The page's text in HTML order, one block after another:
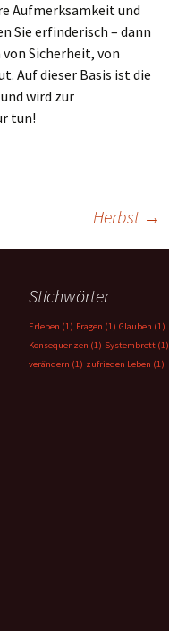
Aufmerksamkeit und
Sie erfinderisch – dann
Sicherheit, von
Auf dieser Basis ist die
wird zur
tun!
Herbst →
Stichwörter
Erleben (1) Fragen (1) Glauben (1)
Konsequenzen (1) Systembrett (1)
verändern (1) zufrieden Leben (1)